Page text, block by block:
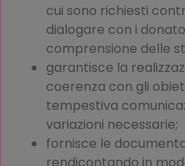
cui sono richiesti
dialogare con i
comprensione delle
garantisce la
coerenza con gli
tempestiva
variazioni necessarie;
fornisce le